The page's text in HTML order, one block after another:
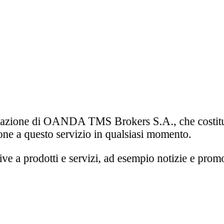
di OANDA TMS Brokers S.A., che
a questo servizio in qualsiasi momento.
prodotti e servizi, ad esempio notizie e